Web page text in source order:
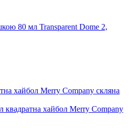
80 мл Transparent Dome 2,